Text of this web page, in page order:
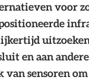
voor
en aan
sensoren